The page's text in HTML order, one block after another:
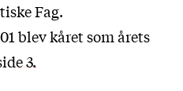
Fag.
blev kåret som årets
3.